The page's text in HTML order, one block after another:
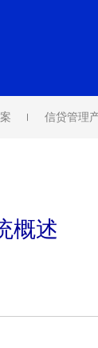
信贷管理
概述